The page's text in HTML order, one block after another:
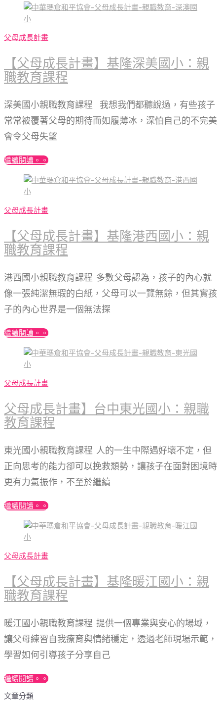
父母成長計畫
【父母成長計畫】基隆深美國小：親
職教育課程
深美國小親職教育課程 我想我們都聽說過，有些孩子
常常被覆著父母的期待而如履薄冰，深怕自己的不完美
會令父母失望
繼續閱讀。。
父母成長計畫
【父母成長計畫】基隆港西國小：親
職教育課程
港西國小親職教育課程 多數父母認為，孩子的內心就
像一張純潔無瑕的白紙，父母可以一覽無餘，但其實孩
子的內心世界是一個無法探
繼續閱讀。。
父母成長計畫
父母成長計畫】台中東光國小：親職
教育課程
東光國小親職教育課程 人的一生中際遇好壞不定，但
正向思考的能力卻可以挽救頹勢，讓孩子在面對困境時
更有力氣振作，不至於繼續
繼續閱讀。。
父母成長計畫
【父母成長計畫】基隆暖江國小：親
職教育課程
暖江國小親職教育課程 提供一個專業與安心的場域，
讓父母練習自我療育與情緒穩定，透過老師現場示範，
學習如何引導孩子分享自己
繼續閱讀。。
文章分類